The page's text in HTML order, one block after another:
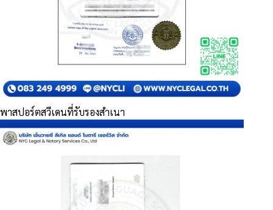
พาสปอร์ตสวีเดนที่รับรองสำเนา